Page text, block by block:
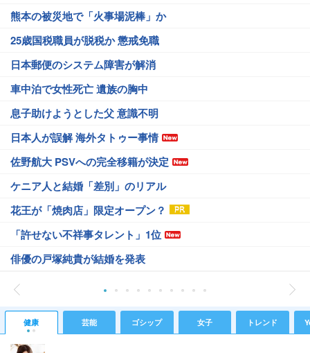
熊本の被災地で「火事場泥棒」か
25歳国税職員が脱税か 懲戒免職
日本郵便のシステム障害が解消
車中泊で女性死亡 遺族の胸中
息子助けようとした父 意識不明
日本人が誤解 海外タトゥー事情
佐野航大 PSVへの完全移籍が決定
ケニア人と結婚「差別」のリアル
花王が「焼肉店」限定オープン？
「許せない不祥事タレント」1位
俳優の戸塚純貴が結婚を発表
健康 芸能 ゴシップ 女子 トレンド